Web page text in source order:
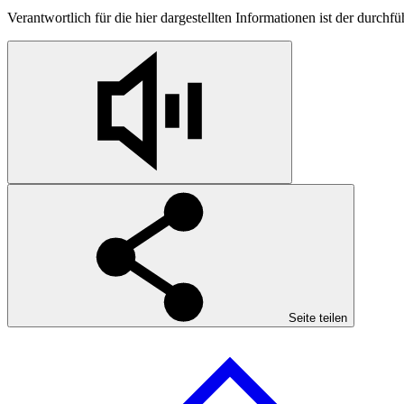
Verantwortlich für die hier dargestellten Informationen ist der
Seite teilen